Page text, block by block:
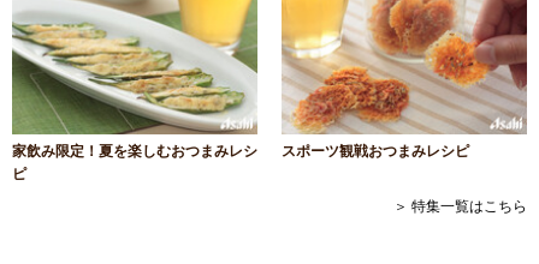
家飲み限定！夏を楽しむおつまみレシ
ピ
スポーツ観戦おつまみレシピ
＞ 特集一覧はこちら